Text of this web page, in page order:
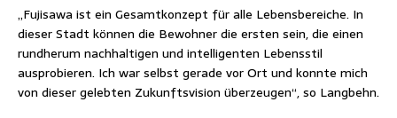
„Fujisawa ist ein Gesamtkonzept für alle Lebensbereiche. In
dieser Stadt können die Bewohner die ersten sein, die einen
rundherum nachhaltigen und intelligenten Lebensstil
ausprobieren. Ich war selbst gerade vor Ort und konnte mich
von dieser gelebten Zukunftsvision überzeugen“, so Langbehn.